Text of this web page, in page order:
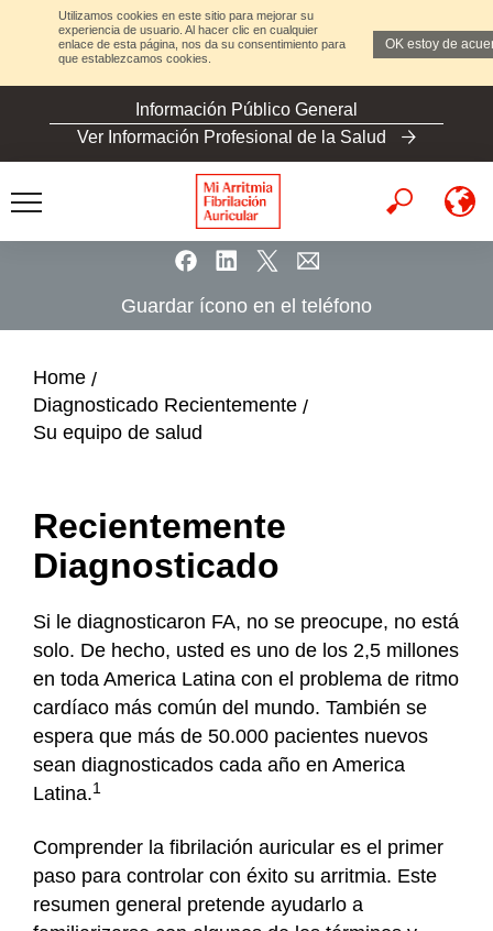
Utilizamos cookies en este sitio para mejorar su
experiencia de usuario. Al hacer clic en cualquier
enlace de esta página, nos da su consentimiento para
que establezcamos cookies.
OK estoy de
o
Información Público General
Ver Información Profesional de la Salud
Guardar ícono en el teléfono
Home
Diagnosticado Recientemente
Su equipo de salud
Recientemente
Diagnosticado
Si le diagnosticaron FA, no se preocupe, no está
solo. De hecho, usted es uno de los 2,5 millones
en toda America Latina con el problema de ritmo
cardíaco más común del mundo. También se
espera que más de 50.000 pacientes nuevos
sean diagnosticados cada año en America
Latina.1
Comprender la fibrilación auricular es el primer
paso para controlar con éxito su arritmia. Este
resumen general pretende ayudarlo a